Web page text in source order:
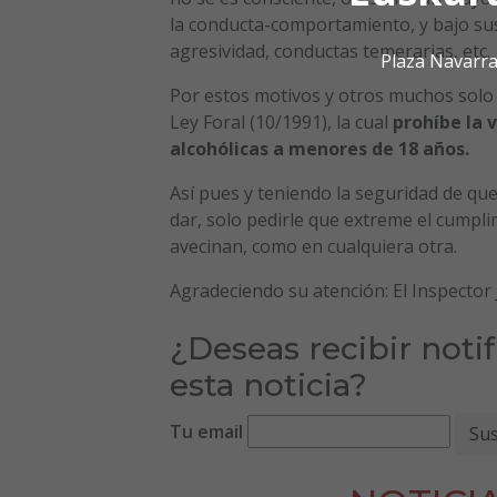
Plaza
la conducta-comportamiento, y bajo
agresividad, conductas temerarias, etc.
Por estos motivos y otros muchos
Ley Foral (10/1991), la cual prohíbe la
alcohólicas a menores de 18 años.
Así pues y teniendo la seguridad de
dar, solo pedirle que extreme el
avecinan, como en cualquiera otra.
Agradeciendo su atención: El
¿Deseas recibir
esta noticia?
Tu email